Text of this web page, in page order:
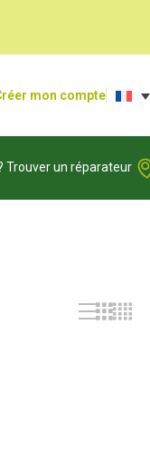
mon compte
Trouver un réparateur